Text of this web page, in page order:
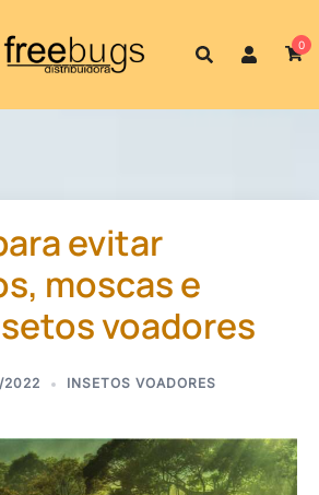
0
evitar
moscas e
voadores
2022 INSETOS VOADORES